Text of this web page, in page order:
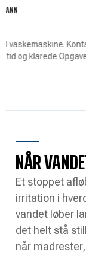
klarede Opgaven til
NÅR
Et stoppet
irritation i
vandet løber
det helt stå
når